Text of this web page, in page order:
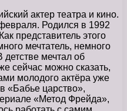
актер театра и кино.
Родился в 1992
представитель этого
мечтатель, немного
мечтал об
сейчас можно сказать,
молодого актёра уже
«Бабье царство»,
«Метод Фрейда»,